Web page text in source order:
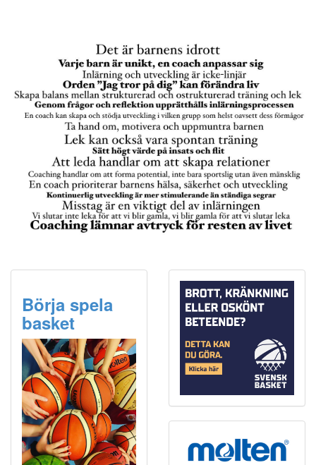
Börja spela
basket